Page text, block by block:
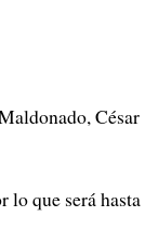
César
lo que será hasta